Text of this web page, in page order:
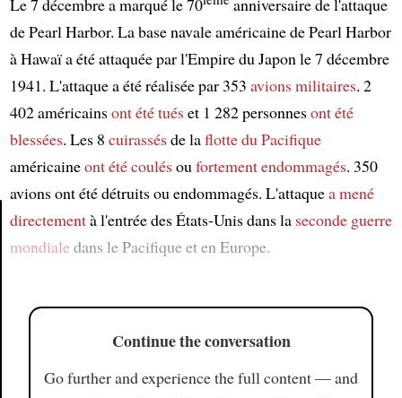
Article
Le 7 décembre a marqué le 70
anniversaire de l'attaque
de Pearl Harbor. La base navale américaine de Pearl Harbor
à Hawaï a été attaquée par l'Empire du Japon le 7 décembre
1941. L'attaque a été réalisée par 353 avions militaires. 2
402 américainsont été tuéset 1 282 personnesont été
blessées. Les 8 cuirassésde laflotte du Pacifique
américaineont été coulésoufortement endommagés. 350
avions ont été détruits ou endommagés. L'attaquea mené
directementà l'entrée des États-Unis dans la seconde guerre
mondialedans le Pacifique et en Europe.
Continue the conversation
Go further and experience the full content — and